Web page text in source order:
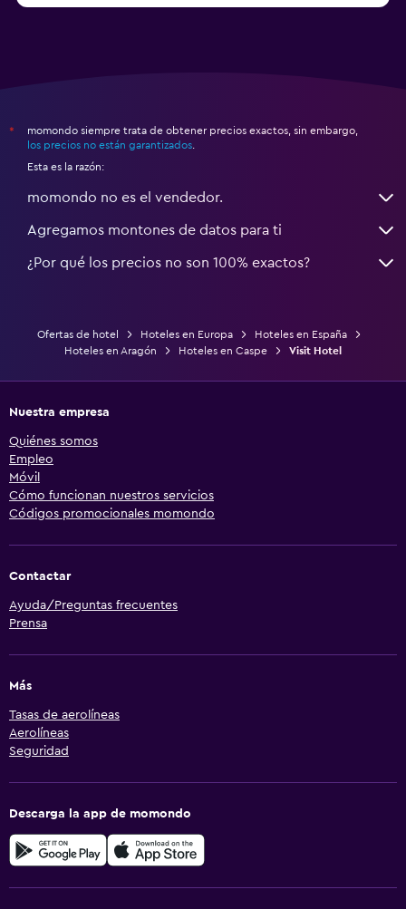
*
momondo siempre trata de obtener precios exactos, sin embargo,
los precios no están garantizados
Esta es la razón:
momondo no es el vendedor.
Agregamos montones de datos para ti
¿Por qué los precios no son 100% exactos?
Ofertas de hotel Hoteles en Europa
Hoteles en España
Hoteles en Aragón
Hoteles en Caspe Visit Hotel
Nuestra empresa
Quiénes somos
Empleo
Móvil
Cómo funcionan nuestros servicios
Códigos promocionales momondo
Contactar
Ayuda/Preguntas frecuentes
Prensa
Más
Tasas de aerolíneas
Aerolíneas
Seguridad
Descarga la app de momondo